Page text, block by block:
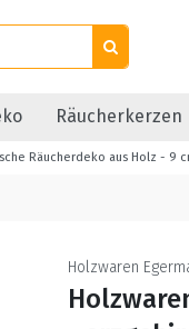
Räucherkerzen
Räucherdeko aus Holz - 9
Holzwaren